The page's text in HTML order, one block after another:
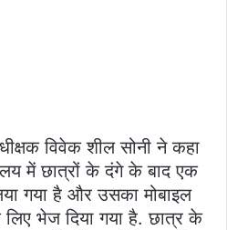
विवेक शील सोनी ने कहा
में छात्रों के दंगे के बाद एक
गया है और उसका मोबाइल
भेज दिया गया है. छात्र के